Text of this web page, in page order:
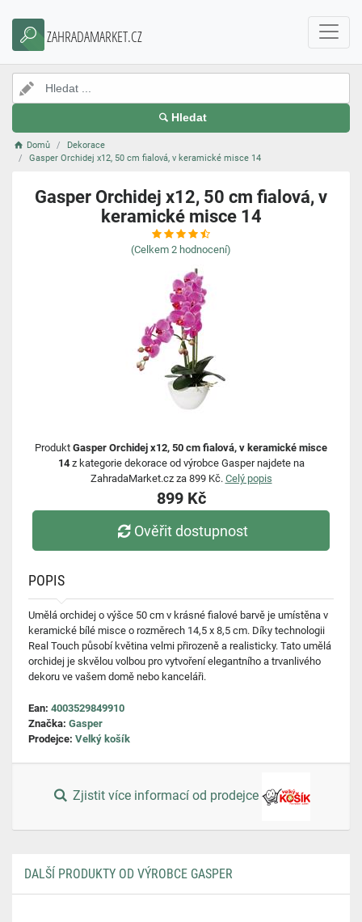
ZAHRADAMARKET.CZ
Hledat
Domů
Dekorace
Gasper Orchidej x12, 50 cm fialová, v keramické misce 14
Gasper Orchidej x12, 50 cm fialová, v
keramické misce 14
(Celkem 2 hodnocení)
Produkt Gasper Orchidej x12, 50 cm fialová, v keramické misce
14z kategorie dekorace od výrobce Gasper najdete na
ZahradaMarket.cz za 899 Kč. Celý popis
899 Kč
Ověřit dostupnost
POPIS
Umělá orchidej o výšce 50 cm v krásné fialové barvě je umístěna v
keramické bílé misce o rozměrech 14,5 x 8,5 cm. Díky technologii
Real Touch působí květina velmi přirozeně a realisticky. Tato umělá
orchidej je skvělou volbou pro vytvoření elegantního a trvanlivého
dekoru ve vašem domě nebo kanceláři.
Ean: 4003529849910
Značka: Gasper
Prodejce: Velký košík
Zjistit více informací od prodejce
DALŠÍ PRODUKTY OD VÝROBCE GASPER